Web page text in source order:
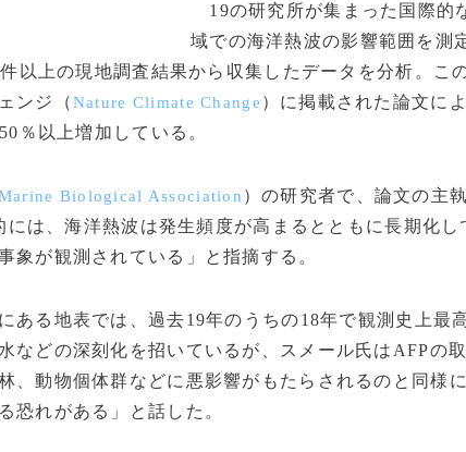
19の研究所が集まった国際的
域での海洋熱波の影響範囲を測
以上の現地調査結果から収集したデータを分析。こ
ンジ（Nature Climate Change ）に掲載された論文に
％以上増加している。
Biological Association ）の研究者で、論文の主
には、海洋熱波は発生頻度が高まるとともに長期化
象が観測されている」と指摘する。
ある地表では、過去19年のうちの18年で観測史上最
などの深刻化を招いているが、スメール氏はAFPの
、動物個体群などに悪影響がもたらされるのと同様
恐れがある」と話した。